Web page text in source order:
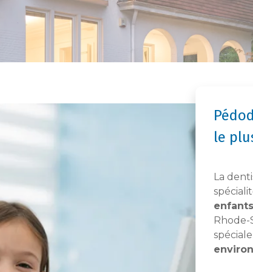
le
La
enfants
Rhode-